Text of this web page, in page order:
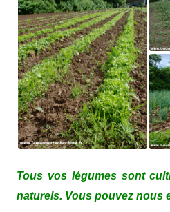
Tous vos légumes sont
naturels. Vous pouvez nous